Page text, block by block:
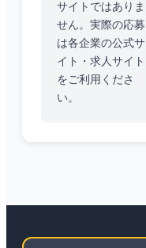
サイトではありま
せん。実際の応募
は各企業の公式サ
イト・求人サイト
をご利用くださ
い。